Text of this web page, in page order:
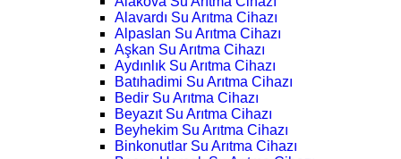
Alavardı Su Arıtma Cihazı
Alpaslan Su Arıtma Cihazı
Aşkan Su Arıtma Cihazı
Aydınlık Su Arıtma Cihazı
Batıhadimi Su Arıtma Cihazı
Bedir Su Arıtma Cihazı
Beyazıt Su Arıtma Cihazı
Beyhekim Su Arıtma Cihazı
Binkonutlar Su Arıtma Cihazı